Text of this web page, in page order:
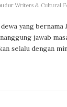
Writers & Cultural
yang bernama
jawab
selalu dengan